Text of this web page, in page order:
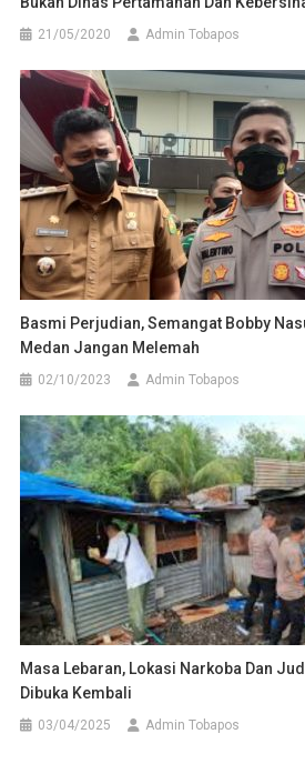
21/05/2020 Admin Tobapos
Basmi Perjudian, Semangat Bobby
Medan Jangan Melemah
02/10/2023 Admin Tobapos
Masa Lebaran, Lokasi Narkoba Dan
Dibuka Kembali
03/04/2025 Admin Tobapos